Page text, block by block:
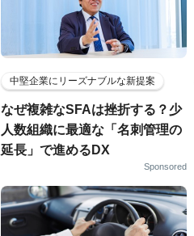
中堅企業にリーズナブルな新提案
なぜ複雑なSFAは挫折する？少
人数組織に最適な「名刺管理の
延長」で進めるDX
Sponsored